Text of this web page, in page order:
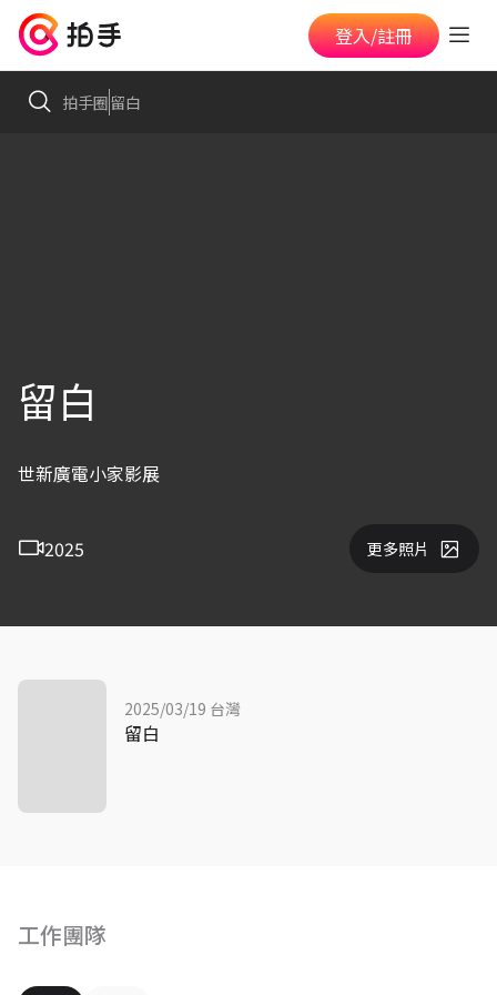
登入/註冊
拍手圈留白
留白
世新廣電小家影展
2025 更多照片
工作團隊
2025/03/19 台灣
留白